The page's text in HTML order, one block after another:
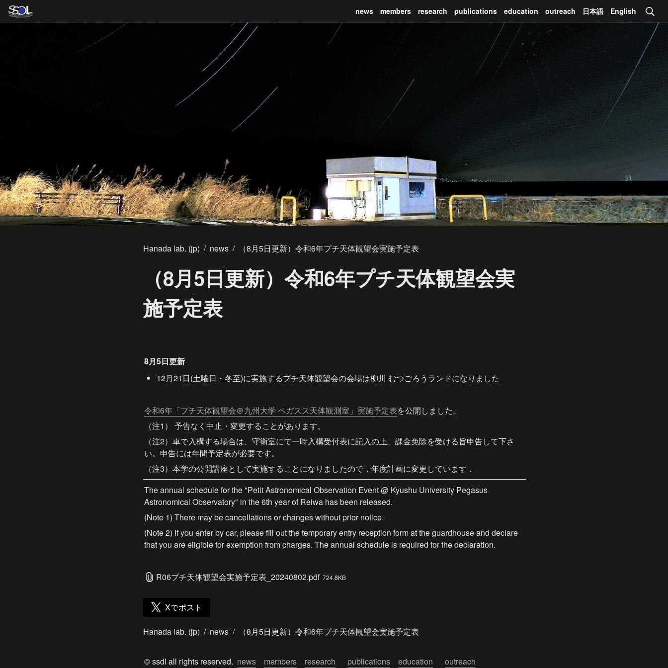
news members research publications education outreach 日本語 English
Hanada lab. (jp) / news / （8月5日更新）令和6年プチ天体観望会実施予定表
（8月5日更新）令和6年プチ天体観望会実
施予定表
8月5日更新
12月21日(土曜日・冬至)に実施するプチ天体観望会の会場は柳川 むつごろうランドになりました
令和6年「プチ天体観望会＠九州大学 ペガスス天体観測室」実施予定表を公開しました。
（注1） 予告なく中止・変更することがあります。
（注2）車で入構する場合は、守衛室にて一時入構受付表に記入の上、課金免除を受ける旨申告して下さ
い。申告には年間予定表が必要です。
（注3）本学の公開講座として実施することになりましたので，年度計画に変更しています．
The annual schedule for the "Petit Astronomical Observation Event @ Kyushu University Pegasus
Astronomical Observatory" in the 6th year of Reiwa has been released.
(Note 1) There may be cancellations or changes without prior notice.
(Note 2) If you enter by car, please fill out the temporary entry reception form at the guardhouse and declare
that you are eligible for exemption from charges. The annual schedule is required for the declaration.
R06プチ天体観望会実施予定表_20240802.pdf 724.8KB
Xでポスト
Hanada lab. (jp) / news / （8月5日更新）令和6年プチ天体観望会実施予定表
© ssdl all rights reserved. news members research publications education outreach